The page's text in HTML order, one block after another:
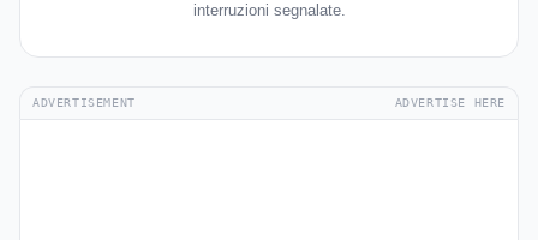
interruzioni segnalate.
ADVERTISEMENT ADVERTISE HERE